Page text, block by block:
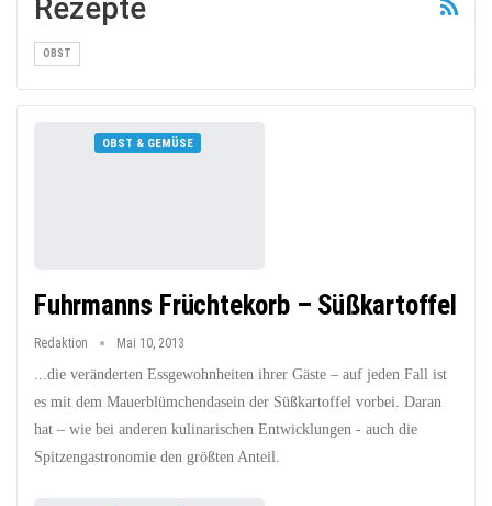
Rezepte
OBST
OBST & GEMÜSE
Fuhrmanns Früchtekorb – Süßkartoffel
Redaktion Mai 10, 2013
...die veränderten Essgewohnheiten ihrer Gäste – auf jeden Fall ist
es mit dem Mauerblümchendasein der Süßkartoffel vorbei. Daran
hat – wie bei anderen kulinarischen Entwicklungen - auch die
Spitzengastronomie den größten Anteil.